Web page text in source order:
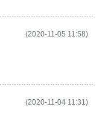
(2020-11-05 11:58)
(2020-11-04 11:31)